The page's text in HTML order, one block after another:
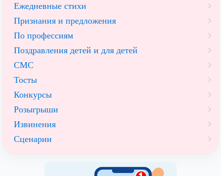
Ежедневные стихи
Признания и предложения
По профессиям
Поздравления детей и для детей
СМС
Тосты
Конкурсы
Розыгрыши
Извинения
Сценарии